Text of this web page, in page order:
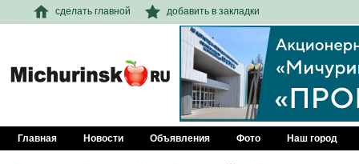
сделать главной добавить в закладки
Главная Новости Объявления Фото Наш город